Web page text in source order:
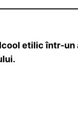
etilic într-